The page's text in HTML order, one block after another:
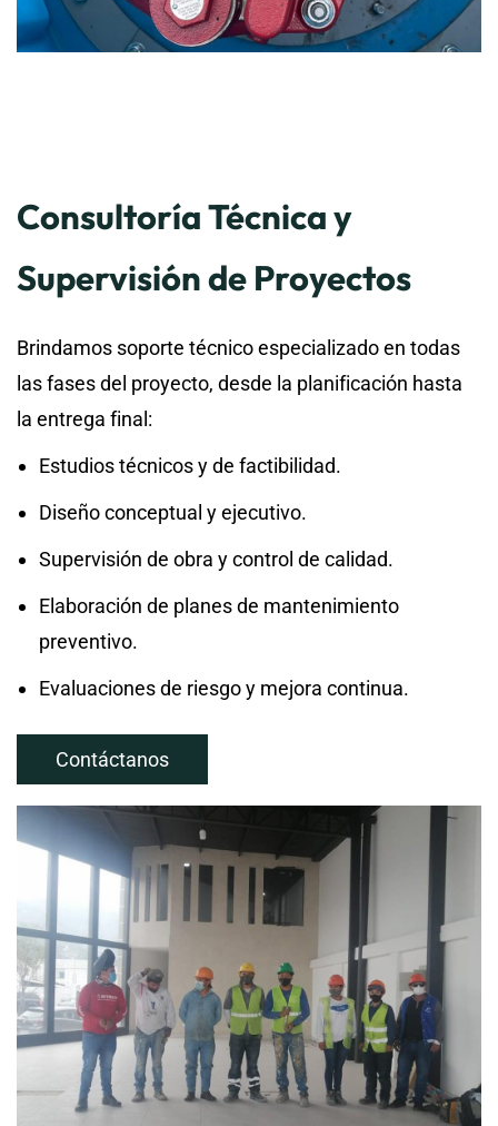
Consultoría Técnica y
Supervisión de Proyectos
Brindamos soporte técnico especializado en todas
las fases del proyecto, desde la planificación hasta
la entrega final:
Estudios técnicos y de factibilidad.
Diseño conceptual y ejecutivo.
Supervisión de obra y control de calidad.
Elaboración de planes de mantenimiento
preventivo.
Evaluaciones de riesgo y mejora continua.
Contáctanos